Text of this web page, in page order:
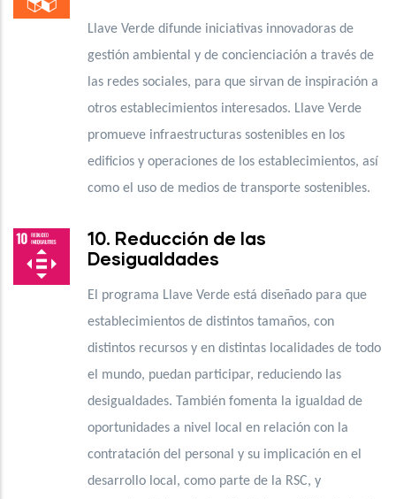
Llave Verde difunde iniciativas innovadoras de
gestión ambiental y de concienciación a través de
las redes sociales, para que sirvan de inspiración a
otros establecimientos interesados. Llave Verde
promueve infraestructuras sostenibles en los
edificios y operaciones de los establecimientos, así
como el uso de medios de transporte sostenibles.
10. Reducción de las
Desigualdades
El programa Llave Verde está diseñado para que
establecimientos de distintos tamaños, con
distintos recursos y en distintas localidades de todo
el mundo, puedan participar, reduciendo las
desigualdades. También fomenta la igualdad de
oportunidades a nivel local en relación con la
contratación del personal y su implicación en el
desarrollo local, como parte de la RSC, y